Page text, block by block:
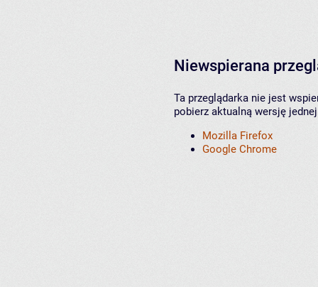
Niewspierana
Ta przeglądarka nie jest
pobierz aktualną wersję
Mozilla Firefox
Google Chrome